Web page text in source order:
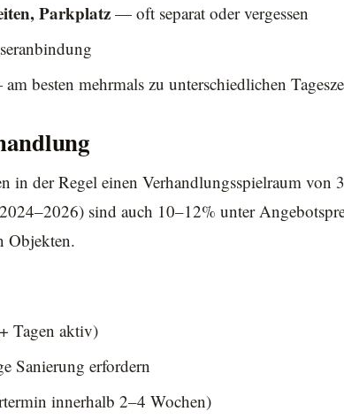
Parkplatz— oft separat oder vergessen
besten mehrmals zu unterschiedlichen
in der Regel einen Verhandlungsspielraum von
sind auch 10–12% unter
Objekten.
Tagen aktiv)
Sanierung erfordern
innerhalb 2–4 Wochen)